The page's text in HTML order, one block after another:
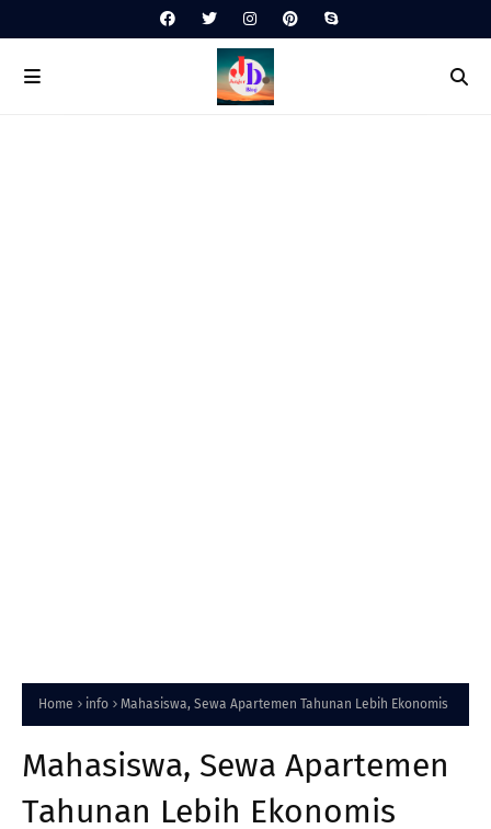
Home info Mahasiswa, Sewa Apartemen Tahunan Lebih Ekonomis
Mahasiswa, Sewa Apartemen
Tahunan Lebih Ekonomis